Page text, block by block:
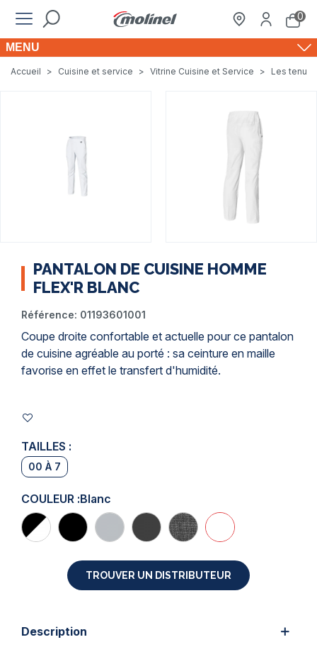
0
MENU
Accueil > Cuisine et service > Vitrine Cuisine et Service > Les
PANTALON DE CUISINE HOMME
FLEX'R BLANC
Référence: 01193601001
Coupe droite confortable et actuelle pour ce pantalon
de cuisine agréable au porté : sa ceinture en maille
favorise en effet le transfert d'humidité.
TAILLES :
00 À 7
COULEUR :Blanc
TROUVER UN DISTRIBUTEUR
Description